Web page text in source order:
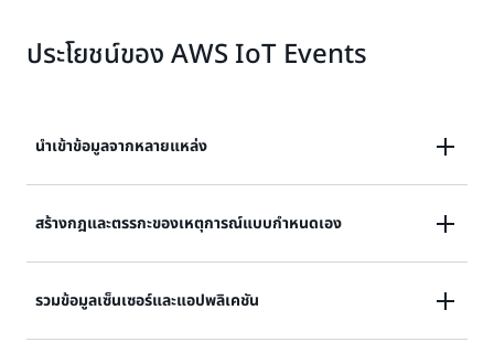
ประโยชน์ของ AWS IoT Events
นำเข้าข้อมูลจากหลายแหล่ง
นำเข้าข้อมูลจากหลายแหล่งเพื่อตรวจจับสถานะของ
สร้างกฎและตรรกะของเหตุการณ์แบบกำหนดเอง
สร้างกฎและตรรกะของเหตุการณ์แบบกำหนดเองเพื่อระบุ
รวมข้อมูลเซ็นเซอร์และแอปพลิเคชัน